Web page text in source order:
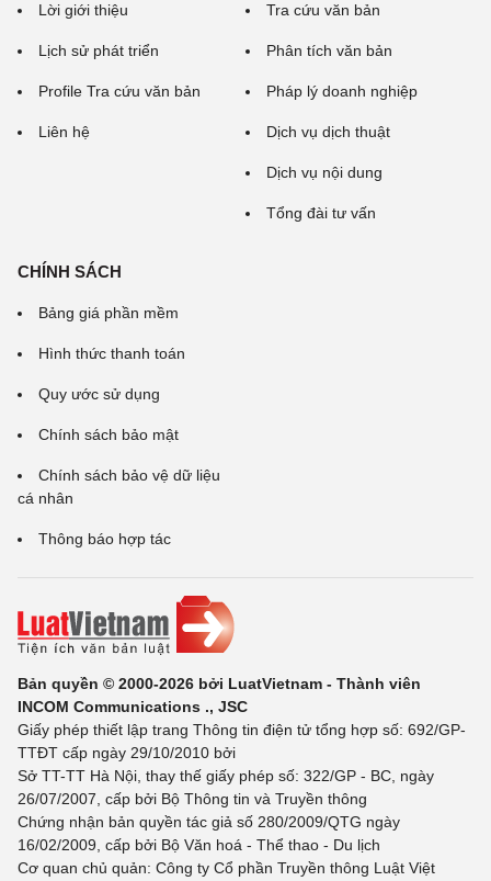
Lời giới thiệu
Lịch sử phát triển
Profile Tra cứu văn bản
Liên hệ
Tra cứu văn bản
Phân tích văn bản
Pháp lý doanh nghiệp
Dịch vụ dịch thuật
Dịch vụ nội dung
Tổng đài tư vấn
CHÍNH SÁCH
Bảng giá phần mềm
Hình thức thanh toán
Quy ước sử dụng
Chính sách bảo mật
Chính sách bảo vệ dữ liệu
cá nhân
Thông báo hợp tác
Bản quyền © 2000-2026 bởi LuatVietnam - Thành viên
INCOM Communications ., JSC
Giấy phép thiết lập trang Thông tin điện tử tổng hợp số: 692/GP-
TTĐT cấp ngày 29/10/2010 bởi
Sở TT-TT Hà Nội, thay thế giấy phép số: 322/GP - BC, ngày
26/07/2007, cấp bởi Bộ Thông tin và Truyền thông
Chứng nhận bản quyền tác giả số 280/2009/QTG ngày
16/02/2009, cấp bởi Bộ Văn hoá - Thể thao - Du lịch
Cơ quan chủ quản: Công ty Cổ phần Truyền thông Luật Việt